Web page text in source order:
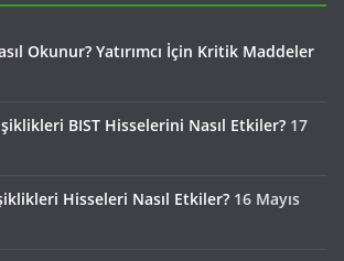
Okunur? Yatırımcı İçin Kritik Maddeler
BIST Hisselerini Nasıl Etkiler? 17
Hisseleri Nasıl Etkiler? 16 Mayıs